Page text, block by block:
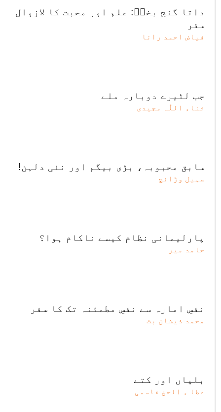
داتا گنج بخشؒ: علم اور محبت کا لازوال
سفر
فیاض احمد رانا
جب لٹیرے دوبارہ ملے
ثناء اللّٰہ مجیدی
سابق محبوبہ، بڑی بیگم اور نئی دلہن!
سہیل وڑائچ
پارلیمانی نظام کیسے ناکام ہوا؟
حامد میر
نفسِ امارہ سے نفسِ مطمئنہ تک کا سفر
محمد ذیشان بٹ
بلیاں اور کتے
عطا ء الحق قاسمی